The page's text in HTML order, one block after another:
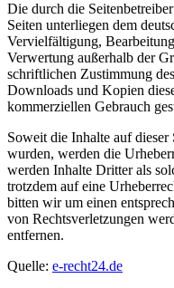
Die durch die
Seiten unterliegen dem
Vervielfältigung,
Verwertung außerhalb der
schriftlichen Zustimmung
Downloads und Kopien
kommerziellen Gebrauch
Soweit die Inhalte auf
wurden, werden die
werden Inhalte Dritter als
trotzdem auf eine
bitten wir um einen
von Rechtsverletzungen
entfernen.
Quelle: e-recht24.de